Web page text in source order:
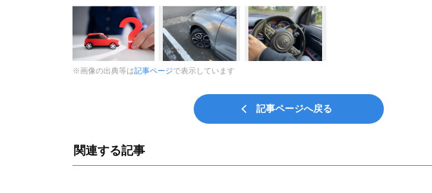
※画像の出典等は記事ページで表示しています
記事ページへ戻る
関連する記事